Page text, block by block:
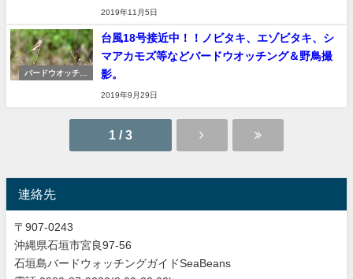
2019年11月5日
バードウオッチン
台風18号接近中！！ノビタキ、エゾビタキ、シ
マアカモズ等などバードウオッチング＆野鳥撮
影。
2019年9月29日
1 / 3
連絡先
〒907-0243
沖縄県石垣市宮良97-56
石垣島バードウォッチングガイドSeaBeans